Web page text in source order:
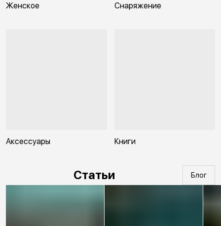
Женское Снаряжение
Аксессуары Книги
Статьи Блог